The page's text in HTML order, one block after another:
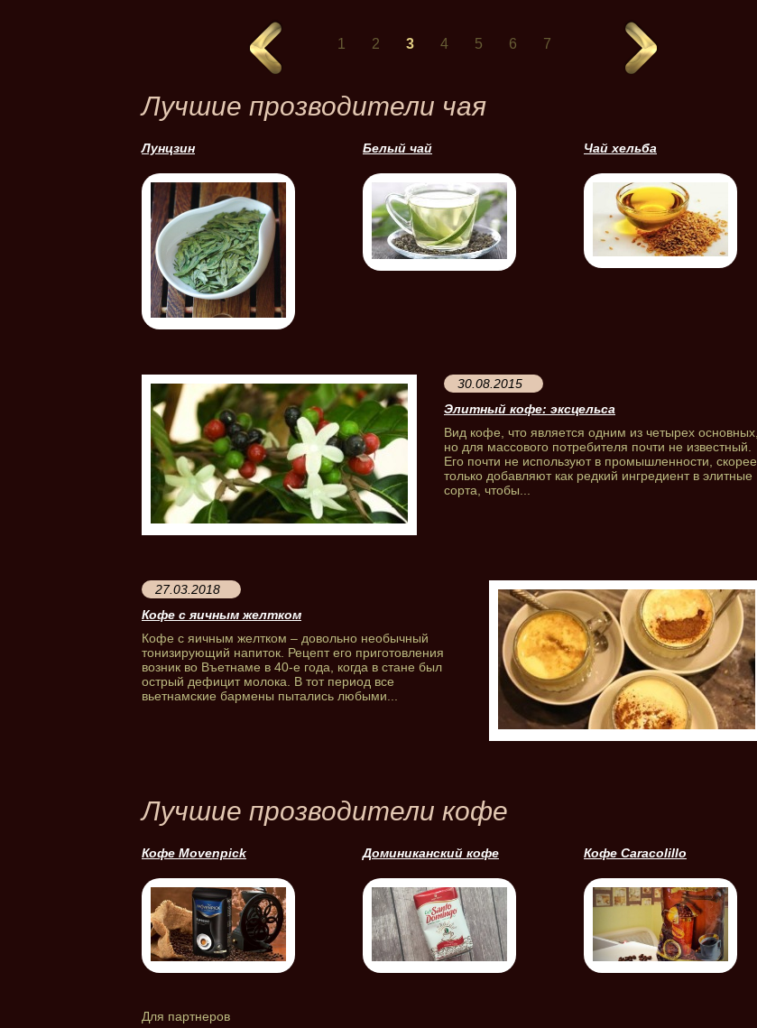
1 2 3 4 5 6 7
Лучшие прозводители чая
Лунцзин Белый чай Чай хельба
30.08.2015
Элитный кофе: эксцельса
Вид кофе, что является одним из четырех основных,
но для массового потребителя почти не известный.
Его почти не используют в промышленности, скорее
только добавляют как редкий ингредиент в элитные
сорта, чтобы...
27.03.2018
Кофе с яичным желтком
Кофе с яичным желтком – довольно необычный
тонизирующий напиток. Рецепт его приготовления
возник во Въетнаме в 40-е года, когда в стане был
острый дефицит молока. В тот период все
вьетнамские бармены пытались любыми...
Лучшие прозводители кофе
Кофе Movenpick Доминиканский кофе Кофе Caracolillo
Для партнеров